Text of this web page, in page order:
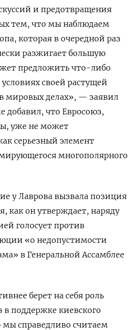
и предотвращения
тем, что мы наблюдаем
которая в очередной раз
разжигает большую
предложить что-либо
своей растущей
мировых делах», — заявил
добавил, что Евросоюз,
уже не может
серьезный элемент
многополярного
у Лаврова вызвала позиция
как он утверждает, наряду
голосует против
«о недопустимости
в Генеральной Ассамблее
берет на себя роль
в поддержке киевского
справедливо считаем